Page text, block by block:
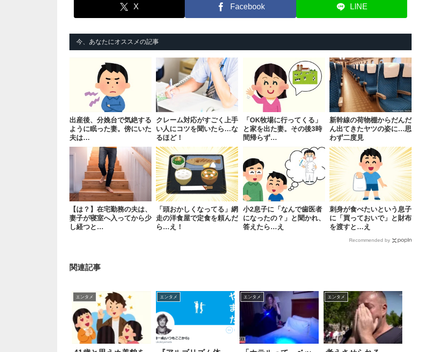
X Facebook LINE
今、あなたにオススメの記事
出産後、分娩台で気絶する
ように眠った妻。傍にいた
夫は…
クレーム対応がすごく上手
い人にコツを聞いたら…な
るほど！
「OK牧場に行ってくる」
と家を出た妻。その後3時
間帰らず…
新幹線の荷物棚からだんだ
ん出てきたヤツの姿に…思
わず二度見
【は？】在宅勤務の夫は、
妻子が寝室へ入ってから少
し経つと…
「頭おかしくなってる」網
走の洋食屋で定食を頼んだ
ら…え！
小2息子に「なんで歯医者
になったの？」と聞かれ、
答えたら…え
刺身が食べたいという息子
に「買っておいで」と財布
を渡すと…え
Recommended by
関連記事
エンタメ エンタメ エンタメ エンタメ